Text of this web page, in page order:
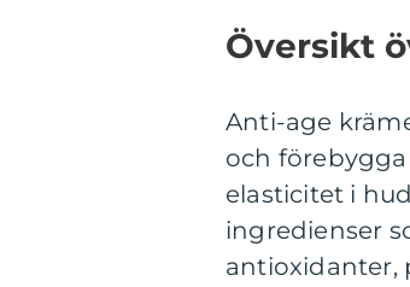
Översikt
Anti-age
och
elasticitet i
ingredienser
antioxidanter,